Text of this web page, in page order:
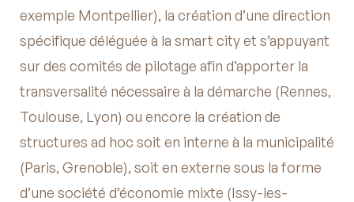
exemple Montpellier), la création d’une direction
spécifique déléguée à la smart city et s’appuyant
sur des comités de pilotage afin d’apporter la
transversalité nécessaire à la démarche (Rennes,
Toulouse, Lyon) ou encore la création de
structures ad hoc soit en interne à la municipalité
(Paris, Grenoble), soit en externe sous la forme
d’une société d’économie mixte (Issy-les-